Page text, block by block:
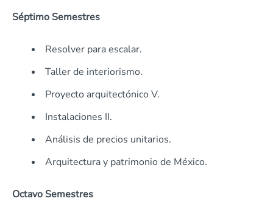
Séptimo Semestres
Resolver para escalar.
Taller de interiorismo.
Proyecto arquitectónico V.
Instalaciones II.
Análisis de precios unitarios.
Arquitectura y patrimonio de México.
Octavo Semestres